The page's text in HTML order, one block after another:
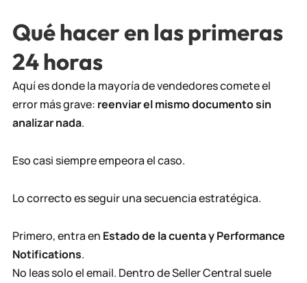
Qué hacer en las primeras
24 horas
Aquí es donde la mayoría de vendedores comete el
error más grave: reenviar el mismo documento sin
analizar nada.
Eso casi siempre empeora el caso.
Lo correcto es seguir una secuencia estratégica.
Primero, entra en Estado de la cuenta y Performance
Notifications.
No leas solo el email. Dentro de Seller Central suele